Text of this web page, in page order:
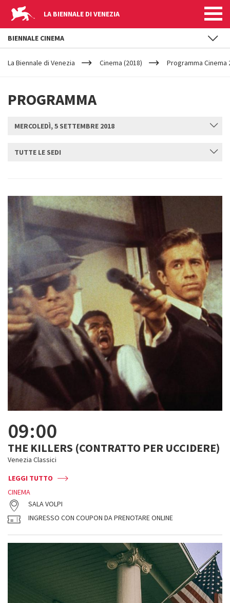
LA BIENNALE DI VENEZIA
YOUR
ARE
La Biennale di Venezia Cinema (2018) Programma Cinema
PROGRAMMA
MERCOLEDÌ, 5 SETTEMBRE 2018
TUTTE LE SEDI
09:00
THE KILLERS (CONTRATTO PER UCCIDERE)
Venezia Classici
LEGGI TUTTO
CINEMA
SALA VOLPI
INGRESSO CON COUPON DA PRENOTARE ONLINE
BIENNALE CINEMA